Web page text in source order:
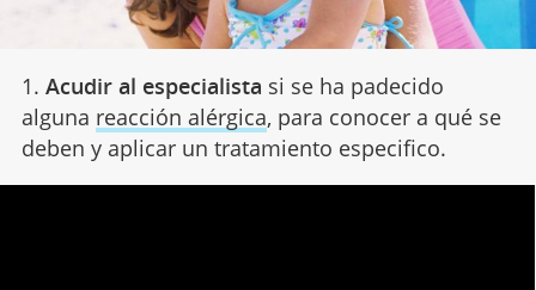
1. Acudir al especialista si se ha padecido
alguna reacción alérgica, para conocer a qué se
deben y aplicar un tratamiento especifico.